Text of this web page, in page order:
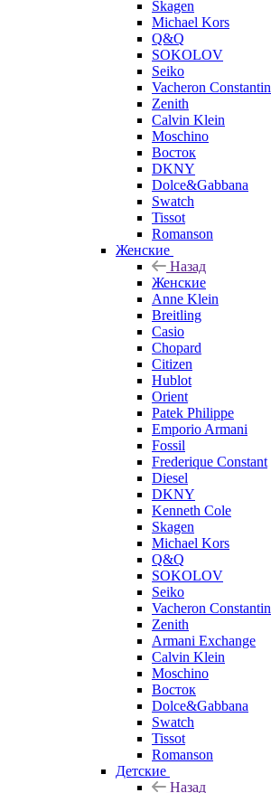
Skagen
Michael Kors
Q&Q
SOKOLOV
Seiko
Vacheron Constantin
Zenith
Calvin Klein
Moschino
Восток
DKNY
Dolce&Gabbana
Swatch
Tissot
Romanson
Женские
Назад
Женские
Anne Klein
Breitling
Casio
Chopard
Citizen
Hublot
Orient
Patek Philippe
Emporio Armani
Fossil
Frederique Constant
Diesel
DKNY
Kenneth Cole
Skagen
Michael Kors
Q&Q
SOKOLOV
Seiko
Vacheron Constantin
Zenith
Armani Exchange
Calvin Klein
Moschino
Восток
Dolce&Gabbana
Swatch
Tissot
Romanson
Детские
Назад